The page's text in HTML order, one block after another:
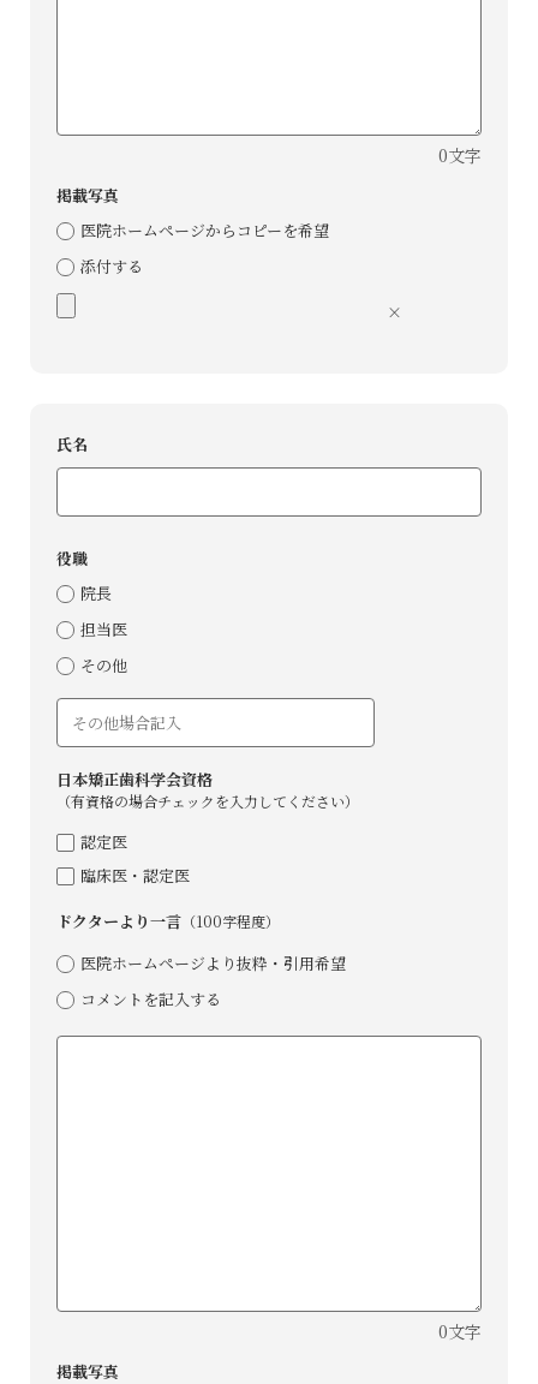
0文字
掲載写真
医院ホームページからコピーを希望
添付する
×
⽒名
役職
院⻑
担当医
その他
⽇本矯正⻭科学会資格
（有資格の場合チェックを⼊⼒してください）
認定医
臨床医・認定医
ドクターより⼀⾔ （100字程度）
医院ホームページより抜粋・引⽤希望
コメントを記⼊する
0文字
掲載写真